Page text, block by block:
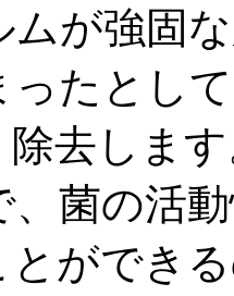
が強固
ったとし
去しま
、菌の活
ができ